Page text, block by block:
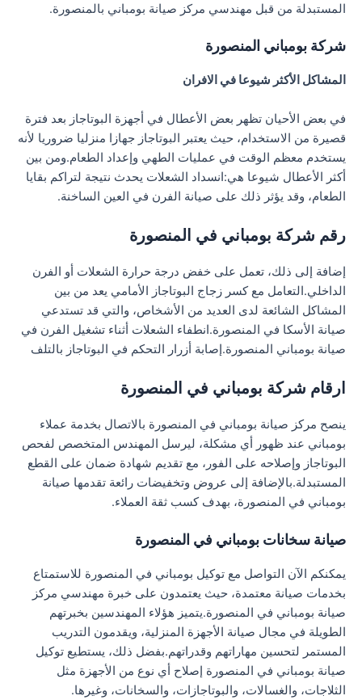
المستبدلة من قبل مهندسي مركز صيانة بومباني بالمنصورة.
شركة بومباني المنصورة
المشاكل الأكثر شيوعا في الافران
في بعض الأحيان تظهر بعض الأعطال في أجهزة البوتاجاز بعد فترة
قصيرة من الاستخدام، حيث يعتبر البوتاجاز جهازا منزليا ضروريا لأنه
يستخدم معظم الوقت في عمليات الطهي وإعداد الطعام.ومن بين
أكثر الأعطال شيوعا هي:انسداد الشعلات يحدث نتيجة لتراكم بقايا
الطعام، وقد يؤثر ذلك على صيانة الفرن في العين الساخنة.
رقم شركة بومباني في المنصورة
إضافة إلى ذلك، تعمل على خفض درجة حرارة الشعلات أو الفرن
الداخلي.التعامل مع كسر زجاج البوتاجاز الأمامي يعد من بين
المشاكل الشائعة لدى العديد من الأشخاص، والتي قد تستدعي
صيانة الأسكا في المنصورة.انطفاء الشعلات أثناء تشغيل الفرن في
صيانة بومباني المنصورة.إصابة أزرار التحكم في البوتاجاز بالتلف
ارقام شركة بومباني في المنصورة
ينصح مركز صيانة بومباني في المنصورة بالاتصال بخدمة عملاء
بومباني عند ظهور أي مشكلة، ليرسل المهندس المتخصص لفحص
البوتاجاز وإصلاحه على الفور، مع تقديم شهادة ضمان على القطع
المستبدلة.بالإضافة إلى عروض وتخفيضات رائعة تقدمها صيانة
بومباني في المنصورة، بهدف كسب ثقة العملاء.
صيانة سخانات بومباني في المنصورة
يمكنكم الآن التواصل مع توكيل بومباني في المنصورة للاستمتاع
بخدمات صيانة معتمدة، حيث يعتمدون على خبرة مهندسي مركز
صيانة بومباني في المنصورة.يتميز هؤلاء المهندسين بخبرتهم
الطويلة في مجال صيانة الأجهزة المنزلية، ويقدمون التدريب
المستمر لتحسين مهاراتهم وقدراتهم.بفضل ذلك، يستطيع توكيل
صيانة بومباني في المنصورة إصلاح أي نوع من الأجهزة مثل
الثلاجات، والغسالات، والبوتاجازات، والسخانات، وغيرها.